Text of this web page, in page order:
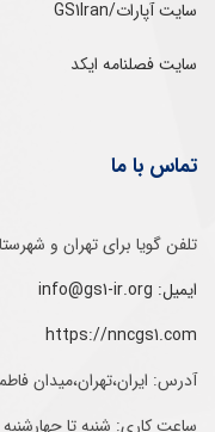
سایت آپارات/GS1Iran
سایت فصلنامه ایکد
تماس با ما
تلفن‌ گویا برای‌ تهران‌‌ و‌ شهرستان‌ها:‌ ۵۲۱۲۴
ایمیل: info@gs1-ir.org
https://nncgs1.com
آدرس: ایران،تهران،میدان
ساعت کاری: شنبه تا چهارشنبه - ۱۴:۳۰-